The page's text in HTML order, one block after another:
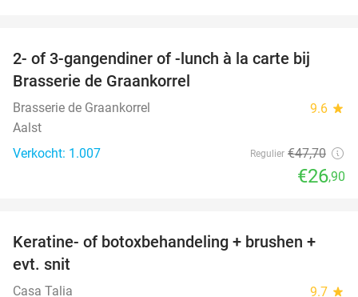
44%
2- of 3-gangendiner of -lunch à la carte bij
Brasserie de Graankorrel
Brasserie de Graankorrel 9.6 star
Aalst
Verkocht: 1.007
Regulier €47,70
€26,90
50%
Keratine- of botoxbehandeling + brushen +
evt. snit
Casa Talia 9.7 star